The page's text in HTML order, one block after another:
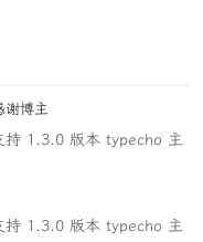
谢博主
持 1.3.0 版本 typecho 主
持 1.3.0 版本 typecho 主